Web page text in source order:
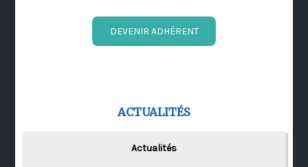
DEVENIR ADHÉRENT
ACTUALITÉS
Actualités